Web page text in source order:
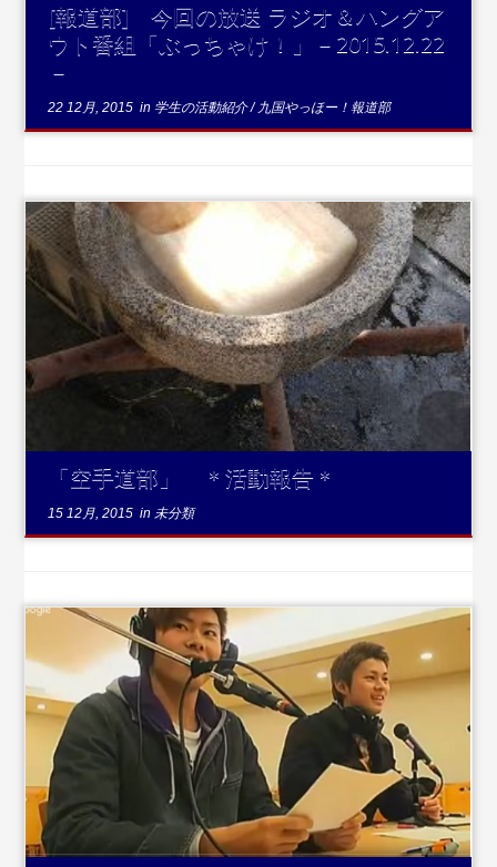
[報道部] 今回の放送 ラジオ＆ハングア
ウト番組「ぶっちゃけ！」－2015.12.22
－
22 12月, 2015 in 学生の活動紹介/九国やっほー！報道部
...続きを読む
「空手道部」 ＊活動報告＊
15 12月, 2015 in未分類
...続きを読む